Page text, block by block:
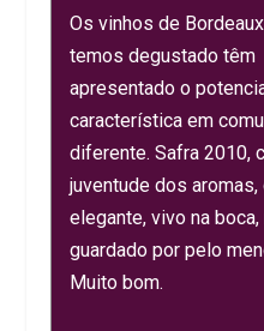
Os vinhos de
temos degustado têm
apresentado o
característica em
diferente. Safra 2010,
juventude dos
elegante, vivo na
guardado por pelo
Muito bom.